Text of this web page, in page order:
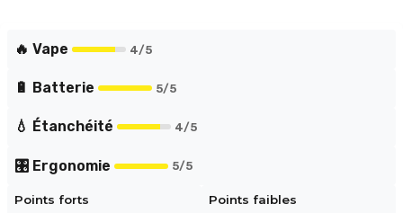
de deux cartouches pré-remplies de 10 000 puffs et de
🔥 Vape 4/5
🔋 Batterie 5/5
💧 Étanchéité 4/5
🎛️ Ergonomie 5/5
Points forts Points faibles